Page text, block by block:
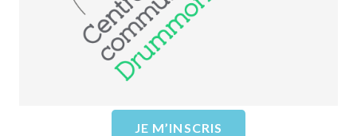
EN SAVOIR PLUS
JE M’INSCRIS